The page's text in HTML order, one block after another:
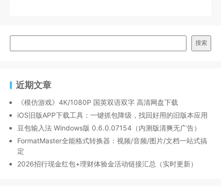
搜索
近期文章
《模仿游戏》4K/1080P 国英双语双字 高清网盘下载
iOS旧版APP下载工具：一键抓包降级，找回好用的旧版本应用
豆包输入法 Windows版 0.6.0.07154（内测版清爽无广告）
FormatMaster全能格式转换器：视频/音频/图片/文档一站式搞
定
2026招行现金红包+理财体验金活动链接汇总（实时更新）